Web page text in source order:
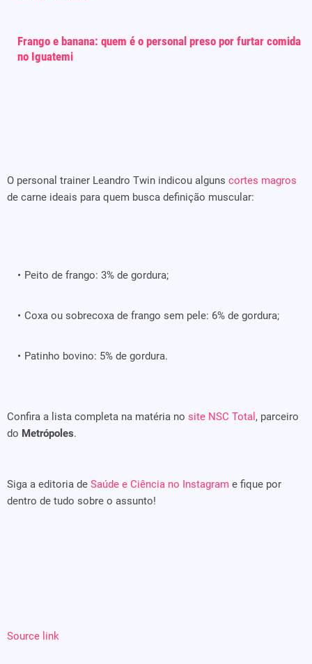
Frango e banana: quem é o personal preso por furtar comida
no Iguatemi
O personal trainer Leandro Twin indicou alguns cortes magros
de carne ideais para quem busca definição muscular:
Peito de frango: 3% de gordura;
Coxa ou sobrecoxa de frango sem pele: 6% de gordura;
Patinho bovino: 5% de gordura.
Confira a lista completa na matéria no site NSC Total , parceiro
do Metrópoles.
Siga a editoria de Saúde e Ciência no Instagram e fique por
dentro de tudo sobre o assunto!
Source link